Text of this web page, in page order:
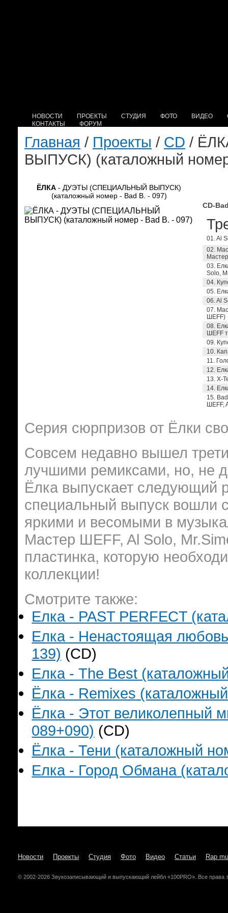
НОВОСТИ ПРОЕКТЫ СТУДИЯ ФОТО ВИДЕО
КОНТАКТЫ
ФОРУМ
Главная / Проекты / CD /
ВЫПУСК) (каталожный
ЁЛКА - ДУЭТЫ (СПЕЦИАЛЬНЫЙ ВЫПУСК)
(каталожный номер - Bad B. - 097)
CD-
01. Al
02.
03.
Solo,
04.
05.
06. Al
07.
ШЕFF)
08.
ШЕFF
09.
10.
11.
12.
13. X-
14.
15.
ШЕFF,
Серия сюрпризов от Ёлки
Совсем недавно вышел
лучшими ремиксами, но, не
Ёлка выпускает следующий
специальный выпуск вошли
яркими и весомыми в
Мастер ШЕFF, Al Solo,
пластинка, которую
коллекции!
Смотрите также:
Елка - PAST PERFECT
Елка - Ненастоящая
139) (CD)
Елка - The Best
Ёлка - Remixes
Ёлка - Этот великолепный
089+090) (CD)
Ёлка - Тени (каталожный
Елка - Город Обмана
Новости Проекты Студия Фото Видео Статьи Rap
© 2002-2026 Звукозаписывающий и выпускающий лейбл «100PRO». Все